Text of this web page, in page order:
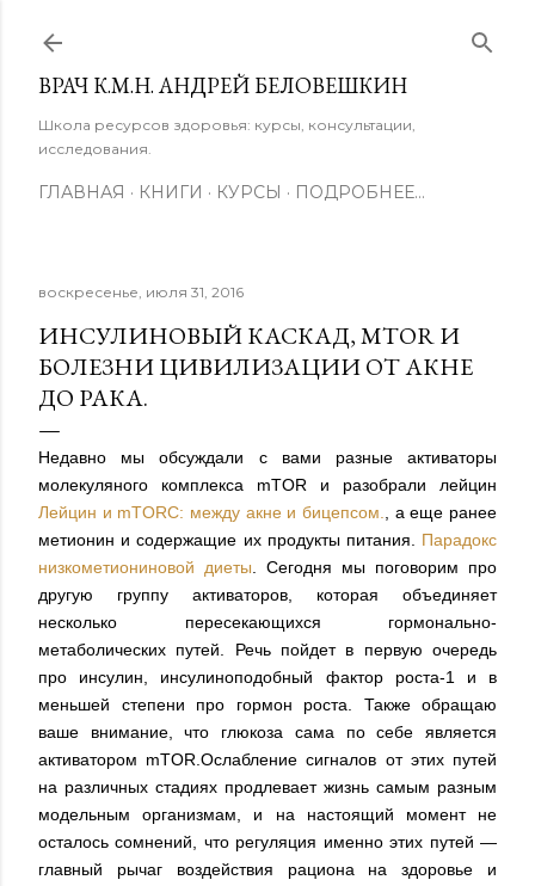
ВРАЧ К.М.Н. АНДРЕЙ БЕЛОВЕШКИН
Школа ресурсов здоровья: курсы, консультации,
исследования.
ГЛАВНАЯ КНИГИ КУРСЫ ПОДРОБНЕЕ…
воскресенье, июля 31, 2016
ИНСУЛИНОВЫЙ КАСКАД, MTOR И
БОЛЕЗНИ ЦИВИЛИЗАЦИИ ОТ АКНЕ
ДО РАКА.
Недавно мы обсуждали с вами разные активаторы
молекуляного комплекса mTOR и разобрали лейцин
Лейцин и mTORС: между акне и бицепсом.
, а еще ранее
метионин и содержащие их продукты питания. Парадокс
низкометиониновой диеты . Сегодня мы поговорим про
другую группу активаторов, которая объединяет
несколько пересекающихся гормонально-
метаболических путей. Речь пойдет в первую очередь
про инсулин, инсулиноподобный фактор роста-1 и в
меньшей степени про гормон роста. Также обращаю
ваше внимание, что глюкоза сама по себе является
активатором mTOR.Ослабление сигналов от этих путей
на различных стадиях продлевает жизнь самым разным
модельным организмам, и на настоящий момент не
осталось сомнений, что регуляция именно этих путей —
главный рычаг воздействия рациона на здоровье и